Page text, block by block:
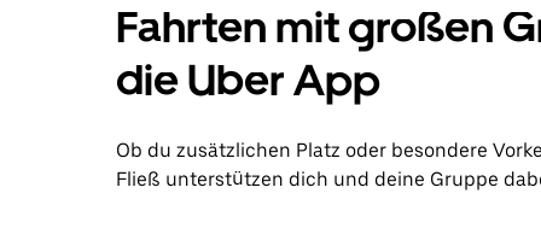
Fahrten mit großen
die Uber App
Ob du zusätzlichen Platz oder besondere
Fließ unterstützen dich und deine Gruppe